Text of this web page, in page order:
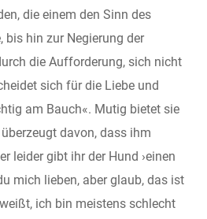
die einem den Sinn des
bis hin zur Negierung der
die Aufforderung, sich nicht
sich für die Liebe und
am Bauch«. Mutig bietet sie
davon, dass ihm
leider gibt ihr der Hund ›einen
mich lieben, aber glaub, das ist
ich bin meistens schlecht